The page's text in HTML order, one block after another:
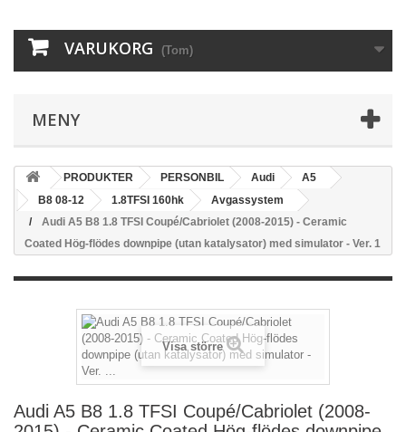
VARUKORG (Tom)
MENY
PRODUKTER PERSONBIL Audi
A5
B8 08-12
1.8TFSI 160hk
Avgassystem
Audi A5 B8 1.8 TFSI Coupé/Cabriolet (2008-2015) - Ceramic
Coated Hög-flödes downpipe (utan katalysator) med simulator - Ver. 1
Visa större
Audi A5 B8 1.8 TFSI Coupé/Cabriolet (2008-